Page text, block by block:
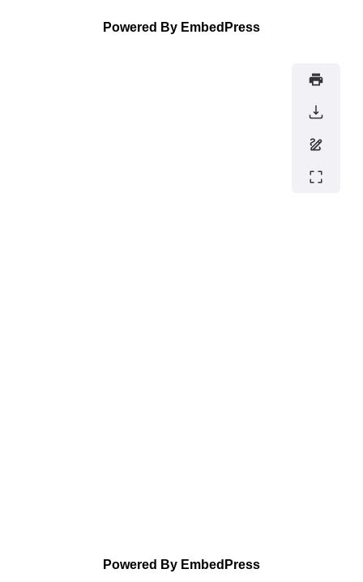
Powered By EmbedPress
Powered By EmbedPress